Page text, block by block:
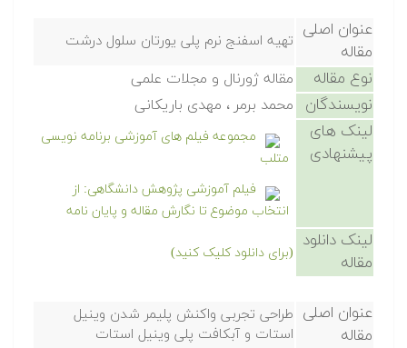
عنوان اصلی
مقاله
تهیه اسفنج نرم پلی یورتان سلول درشت
نوع مقاله مقاله ژورنال و مجلات علمی
نویسندگان محمد برمر ، مهدی باریکانی
لینک های
پیشنهادی
مجموعه فیلم های آموزشی برنامه نویسی
متلب
فیلم آموزشی پژوهش دانشگاهی: از
انتخاب موضوع تا نگارش مقاله و پایان نامه
لینک دانلود
مقاله
(برای دانلود کلیک کنید)
عنوان اصلی
مقاله
طراحی تجربی واکنش پلیمر شدن وینیل
استات و آبکافت پلی وینیل استات